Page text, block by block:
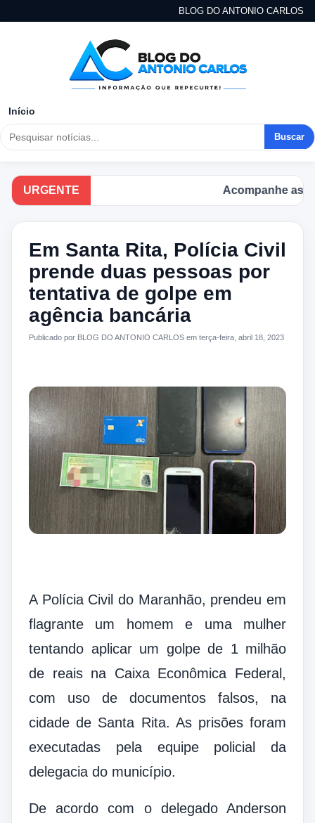
BLOG DO ANTONIO CARLOS
Início
Buscar
URGENTE Acompanhe as
Em Santa Rita, Polícia Civil
prende duas pessoas por
tentativa de golpe em
agência bancária
Publicado por BLOG DO ANTONIO CARLOS em terça-feira, abril 18, 2023
A Polícia Civil do Maranhão, prendeu em
flagrante um homem e uma mulher
tentando aplicar um golpe de 1 milhão
de reais na Caixa Econômica Federal,
com uso de documentos falsos, na
cidade de Santa Rita. As prisões foram
executadas pela equipe policial da
delegacia do município.
De acordo com o delegado Anderson